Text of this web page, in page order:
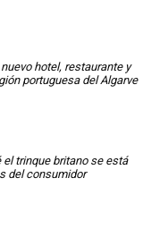
hotel, restaurante y
portuguesa del Algarve
el trinque britano se está
del consumidor